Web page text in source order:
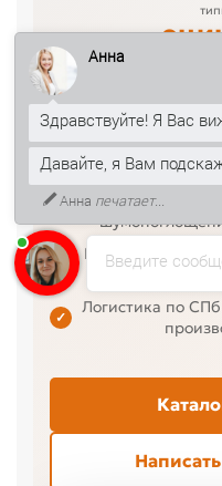
✓
Перфорация под
✓
Раскрой в
удобно
✓
Логистика по
Введите
Здравствуйте! Я Вас
Давайте, я Вам
К тому же, могу
получить скидку 5% на
заказ.